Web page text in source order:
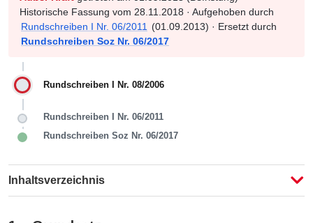
Historische Fassung vom 28.11.2018 · Aufgehoben durch
Rundschreiben I Nr. 06/2011 (01.09.2013) · Ersetzt durch
Rundschreiben Soz Nr. 06/2017
Rundschreiben I Nr. 08/2006
Rundschreiben I Nr. 06/2011
Rundschreiben Soz Nr. 06/2017
Inhaltsverzeichnis